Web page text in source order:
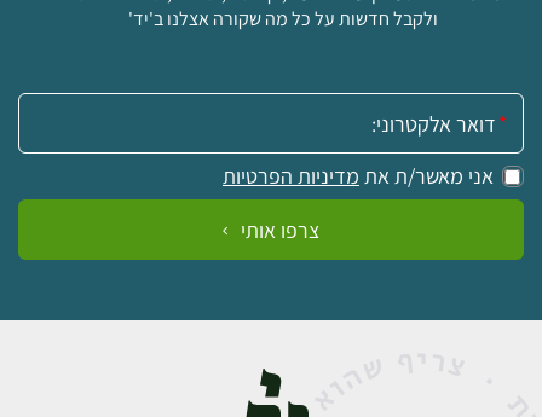
ולקבל חדשות על כל מה שקורה אצלנו ב'יד'
אימייל:
אני מאשר/ת את מדיניות הפרטיות
צרפו אותי